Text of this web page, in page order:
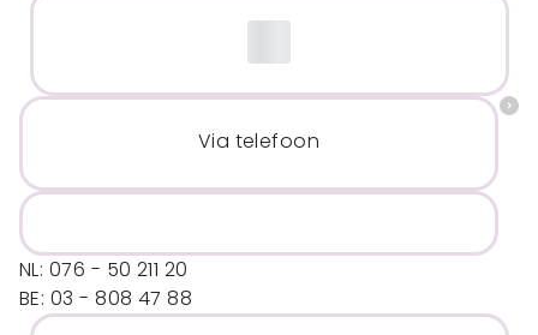
Via telefoon
NL: 076 - 50 211 20
BE: 03 - 808 47 88